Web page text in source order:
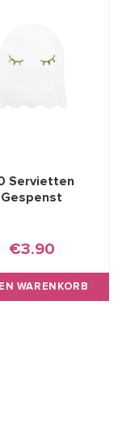
Servietten
Gespenst
€3.90
WARENKORB